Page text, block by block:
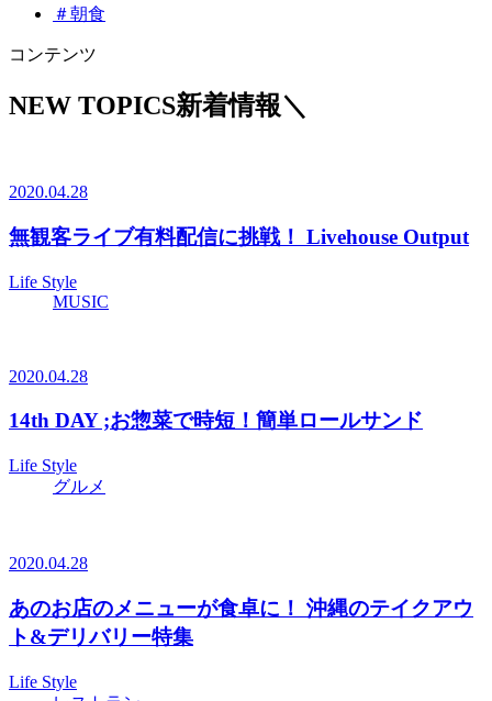
＃朝食
コンテンツ
NEW TOPICS新着情報＼
2020.04.28
無観客ライブ有料配信に挑戦！ Livehouse Output
Life Style
MUSIC
2020.04.28
14th DAY ;お惣菜で時短！簡単ロールサンド
Life Style
グルメ
2020.04.28
あのお店のメニューが食卓に！ 沖縄のテイクアウ
ト&デリバリー特集
Life Style